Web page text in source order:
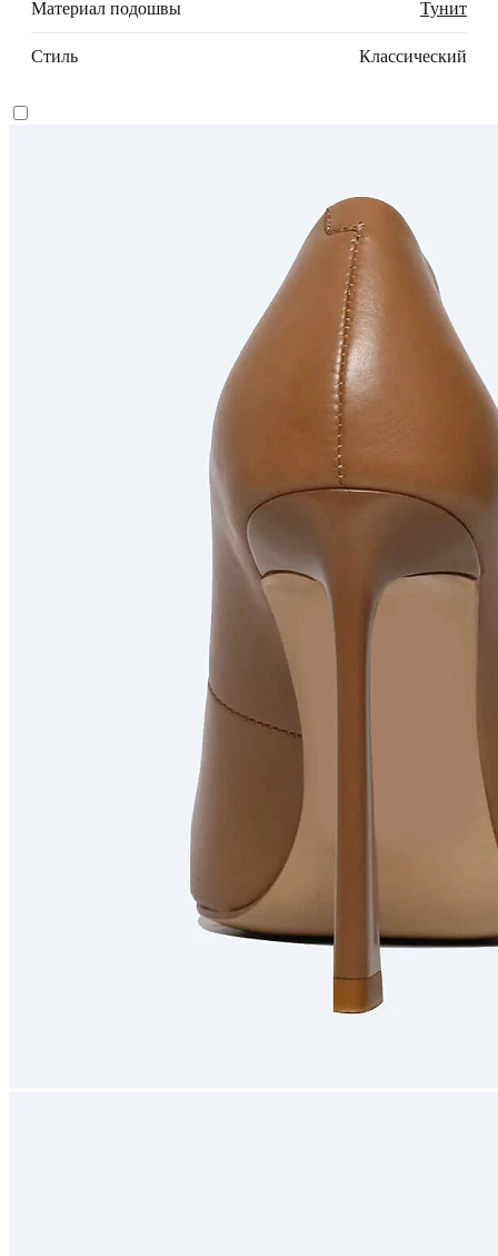
Материал подошвы Тунит
Стиль Классический